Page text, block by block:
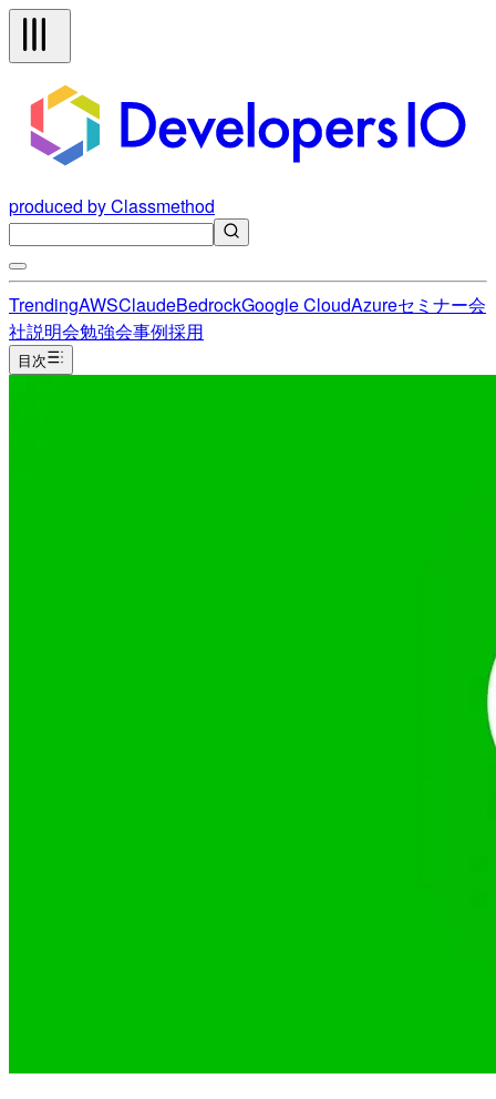
produced by Classmethod
TrendingAWSClaudeBedrockGoogle CloudAzureセミナー会
社説明会勉強会事例採用
目次